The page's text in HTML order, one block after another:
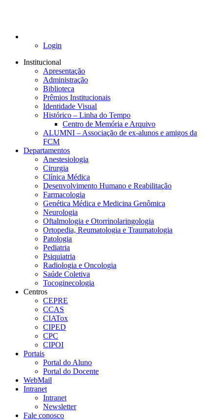
Login
Institucional
Apresentação
Administração
Biblioteca
Prêmios Institucionais
Identidade Visual
Histórico – Linha do Tempo
Centro de Memória e Arquivo
ALUMNI – Associação de ex-alunos e amigos da
FCM
Departamentos
Anestesiologia
Cirurgia
Clínica Médica
Desenvolvimento Humano e Reabilitação
Farmacologia
Genética Médica e Medicina Genômica
Neurologia
Oftalmologia e Otorrinolaringologia
Ortopedia, Reumatologia e Traumatologia
Patologia
Pediatria
Psiquiatria
Radiologia e Oncologia
Saúde Coletiva
Tocoginecologia
Centros
CEPRE
CCAS
CIATox
CIPED
CPC
CIPOI
Portais
Portal do Aluno
Portal do Docente
WebMail
Intranet
Intranet
Newsletter
Fale conosco